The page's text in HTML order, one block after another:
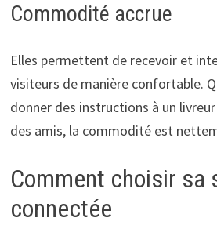
Commodité accrue
Elles permettent de recevoir et
visiteurs de manière confortable.
donner des instructions à un
des amis, la commodité est
Comment choisir sa
connectée